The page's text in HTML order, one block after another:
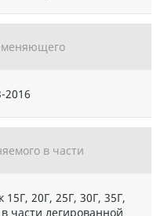
2016
в части
20Г, 25Г, 30Г, 35Г,
части легированной